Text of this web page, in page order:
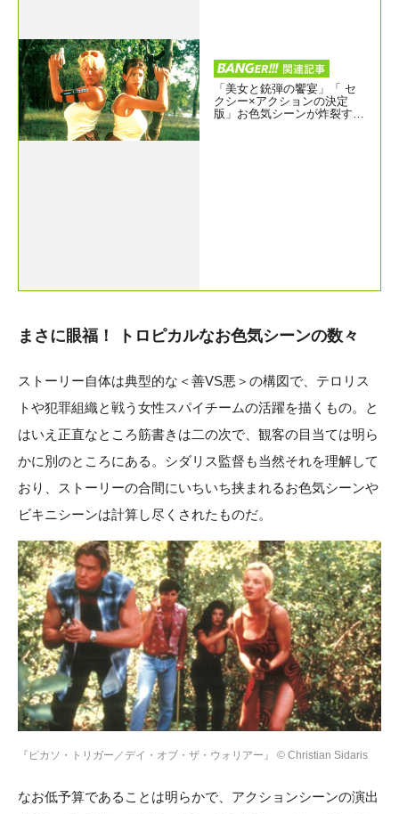
「美女と銃弾の饗宴」「 セ
クシー×アクションの決定
版」お色気シーンが炸裂する
まさに眼福！ トロピカルなお色気シーンの数々
ストーリー自体は典型的な＜善VS悪＞の構図で、テロリス
トや犯罪組織と戦う女性スパイチームの活躍を描くもの。と
はいえ正直なところ筋書きは二の次で、観客の目当ては明ら
かに別のところにある。シダリス監督も当然それを理解して
おり、ストーリーの合間にいちいち挟まれるお色気シーンや
ビキニシーンは計算し尽くされたものだ。
『ピカソ・トリガー／デイ・オブ・ザ・ウォリアー』 © Christian Sidaris
なお低予算であることは明らかで、アクションシーンの演出